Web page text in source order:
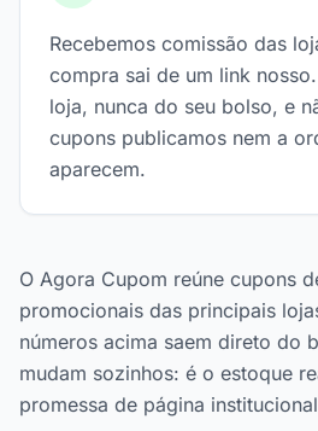
Recebemos comissão das
compra sai de um link
loja, nunca do seu bolso, e
cupons publicamos nem a
aparecem.
O Agora Cupom reúne cupons
promocionais das principais
números acima saem direto do
mudam sozinhos: é o estoque
promessa de página